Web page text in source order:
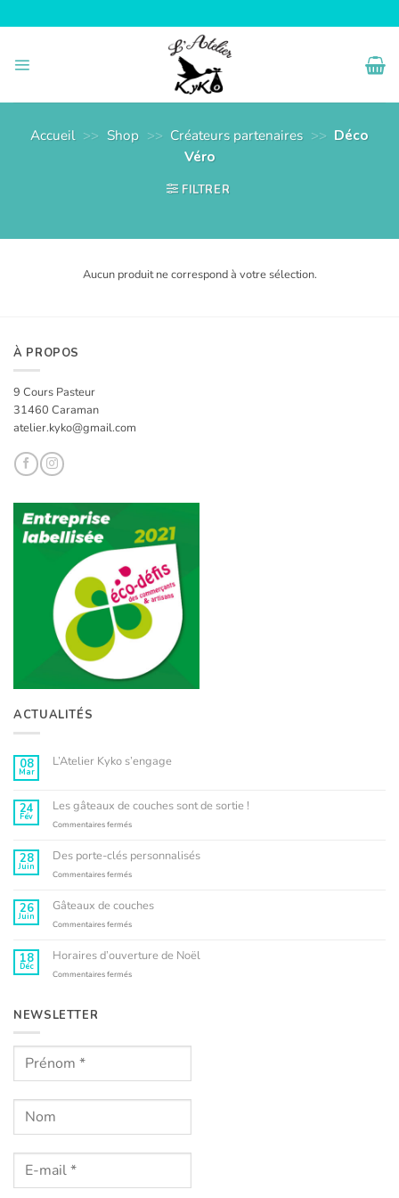
au
Accueil >> Shop >> Créateurs partenaires >> Déco
Véro
FILTRER
Aucun produit ne correspond à votre sélection.
À PROPOS
9 Cours Pasteur
31460 Caraman
atelier.kyko@gmail.com
ACTUALITÉS
08
Mar
L’Atelier Kyko s’engage
L’Atelier
Kyko
s’engage
24
Fév
Les gâteaux de couches sont de sortie !
Commentaires ferméssur
de
couches
sortie
!
28
Juin
Des porte-clés personnalisés
Commentaires ferméssur
clés
personnalisés
26
Juin
Gâteaux de couches
Commentaires ferméssur
couches
18
Déc
Horaires d’ouverture de Noël
Commentaires ferméssur
NEWSLETTER